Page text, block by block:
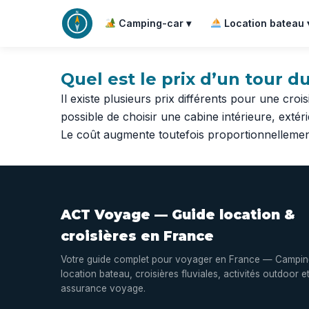
Camping-car ▾ Location bateau
Quel est le prix d’un tour
Il existe plusieurs prix différents pour une
possible de choisir une cabine intérieure,
Le coût augmente toutefois
ACT Voyage — Guide location &
croisières en France
Votre guide complet pour voyager en France —
location bateau, croisières fluviales, activités outdoor et
assurance voyage.